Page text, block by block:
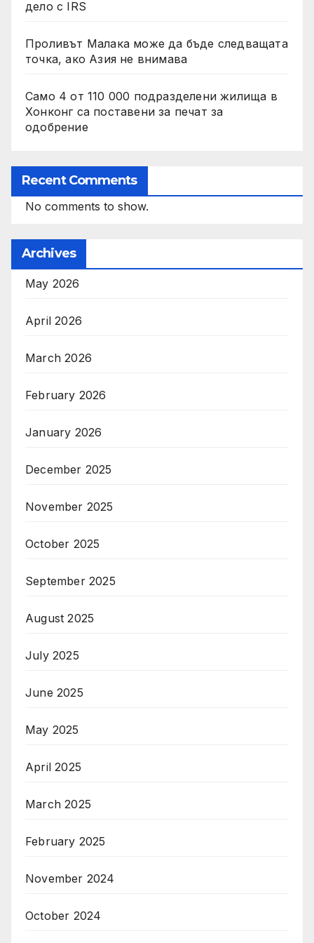
дело с IRS
Проливът Малака може да бъде следващата
точка, ако Азия не внимава
Само 4 от 110 000 подразделени жилища в
Хонконг са поставени за печат за
одобрение
Recent Comments
No comments to show.
Archives
May 2026
April 2026
March 2026
February 2026
January 2026
December 2025
November 2025
October 2025
September 2025
August 2025
July 2025
June 2025
May 2025
April 2025
March 2025
February 2025
November 2024
October 2024